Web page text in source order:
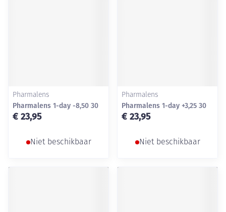
Pharmalens
Pharmalens 1-day -8,50 30
€ 23,95
Niet beschikbaar
Pharmalens
Pharmalens 1-day +3,25 30
€ 23,95
Niet beschikbaar